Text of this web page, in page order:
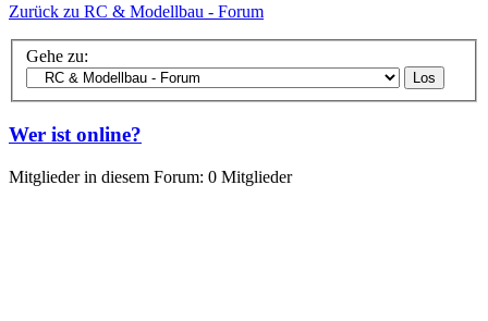
Zurück zu RC & Modellbau - Forum
Gehe zu:
Wer ist online?
Mitglieder in diesem Forum: 0 Mitglieder